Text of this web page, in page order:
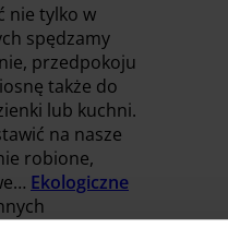
nie tylko w
spędzamy
przedpokoju
także do
lub kuchni.
na nasze
robione,
Ekologiczne